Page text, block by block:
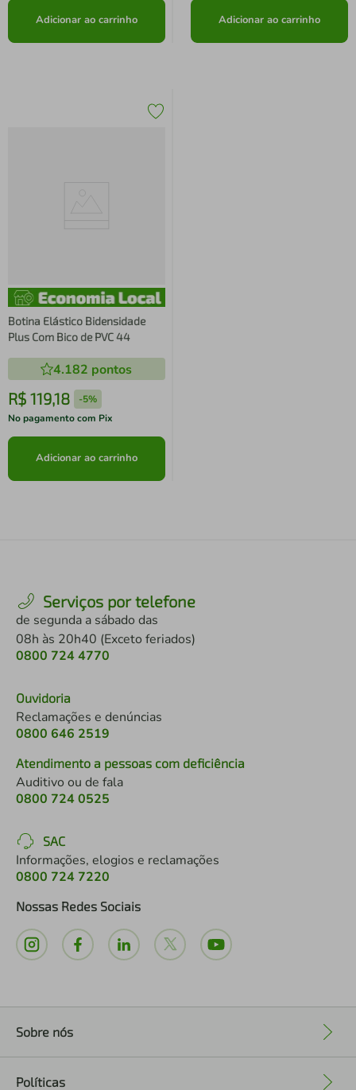
Adicionar ao carrinho Adicionar ao carrinho
Botina Elástico Bidensidade
Plus Com Bico de PVC 44
4.182 pontos
R$ 119,18 -5%
No pagamento com Pix
Adicionar ao carrinho
Serviços por telefone
de segunda a sábado das
08h às 20h40 (Exceto feriados)
0800 724 4770
Ouvidoria
Reclamações e denúncias
0800 646 2519
Atendimento a pessoas com deficiência
Auditivo ou de fala
0800 724 0525
SAC
Informações, elogios e reclamações
0800 724 7220
Nossas Redes Sociais
Sobre nós
Políticas